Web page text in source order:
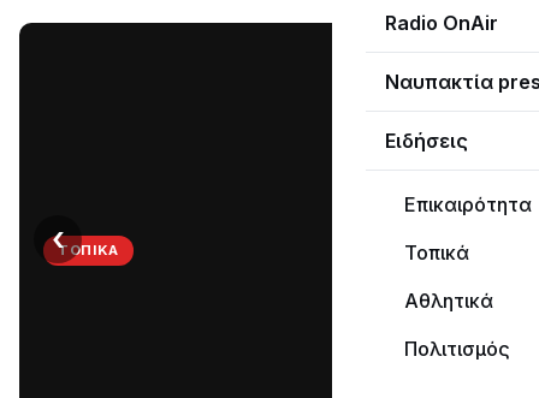
Radio OnAir
Ναυπακτία
Ειδήσεις
Επικαιρότητα
Τοπικά
Αθλητικά
Πολιτισμός
ΤΟΠΙΚΆ
‹